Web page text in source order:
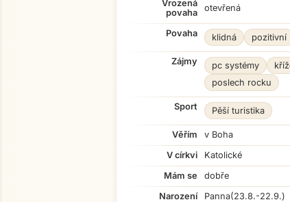
Vrozená
povaha
otevřená
Povaha klidná pozitivní
Zájmy pc systémy
poslech rocku
Sport Pěší turistika
Věřím
v Boha
V církvi
Katolické
Mám se
dobře
Narození
Panna(23.8.-22.9.)